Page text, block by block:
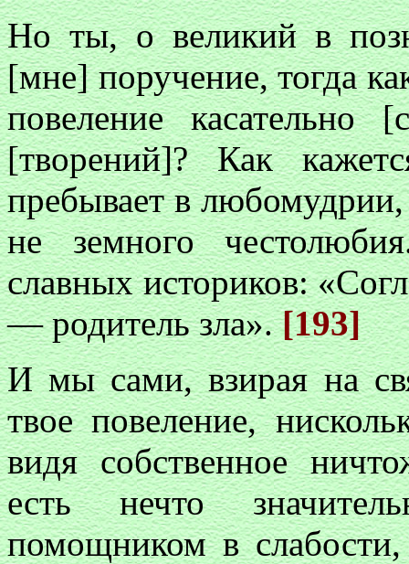
Но ты, о великий в
[мне] поручение, тогда
повеление касательно
[творений]? Как
пребывает в
не земного
славных историков:
— родитель зла».[193]
И мы сами, взирая на
твое повеление,
видя собственное
есть нечто
помощником в